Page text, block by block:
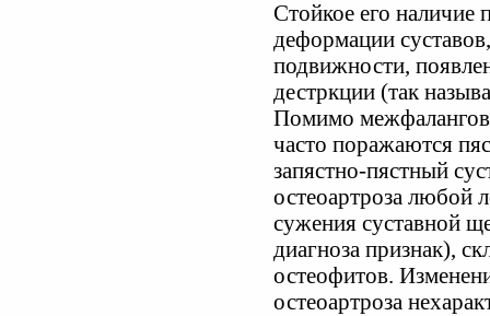
Стойкое его наличие
деформации
подвижности,
дестркции (так
Помимо
часто поражаются
запястно-пястный
остеоартроза любой
сужения суставной
диагноза признак),
остеофитов.
остеоартроза